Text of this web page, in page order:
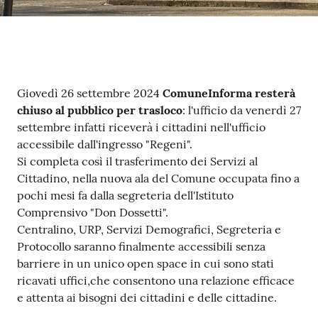
Contenuto
Giovedì 26 settembre 2024 ComuneInforma resterà
chiuso al pubblico per trasloco: l'ufficio da venerdì 27
settembre infatti riceverà i cittadini nell'ufficio
accessibile dall'ingresso "Regeni".
Si completa così il trasferimento dei Servizi al
Cittadino, nella nuova ala del Comune occupata fino a
pochi mesi fa dalla segreteria dell'Istituto
Comprensivo "Don Dossetti".
Centralino, URP, Servizi Demografici, Segreteria e
Protocollo saranno finalmente accessibili senza
barriere in un unico open space in cui sono stati
ricavati uffici,che consentono una relazione efficace
e attenta ai bisogni dei cittadini e delle cittadine.